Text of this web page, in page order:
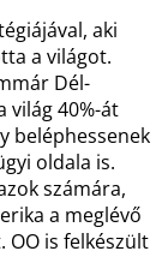
aki
a világot.
Dél-
világ 40%-át
beléphessenek
oldala is.
számára,
a meglévő
OO is felkészült